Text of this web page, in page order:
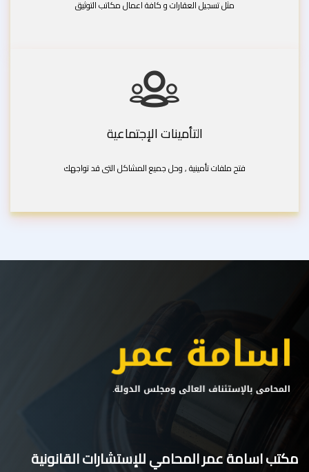
مثل تسجيل العقارات و كافة اعمال مكاتب التوثيق
التأمينات الإجتماعية
فتح ملفات تأمينية , وحل جميع المشاكل التى قد تواجهك
مكتب اسامة عمر المحامي للإستشارات القانونية